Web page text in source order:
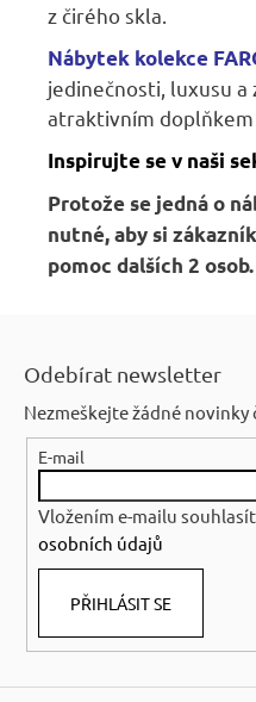
z čirého skla.
Nábytek kolekce
jedinečnosti, luxusu a
atraktivním doplňkem
Inspirujte se v naši
Protože se jedná o
nutné, aby si
pomoc dalších 2 osob.
Odebírat newsletter
Nezmeškejte žádné novinky
E-mail
Vložením e-mailu
osobních údajů
PŘIHLÁSIT SE